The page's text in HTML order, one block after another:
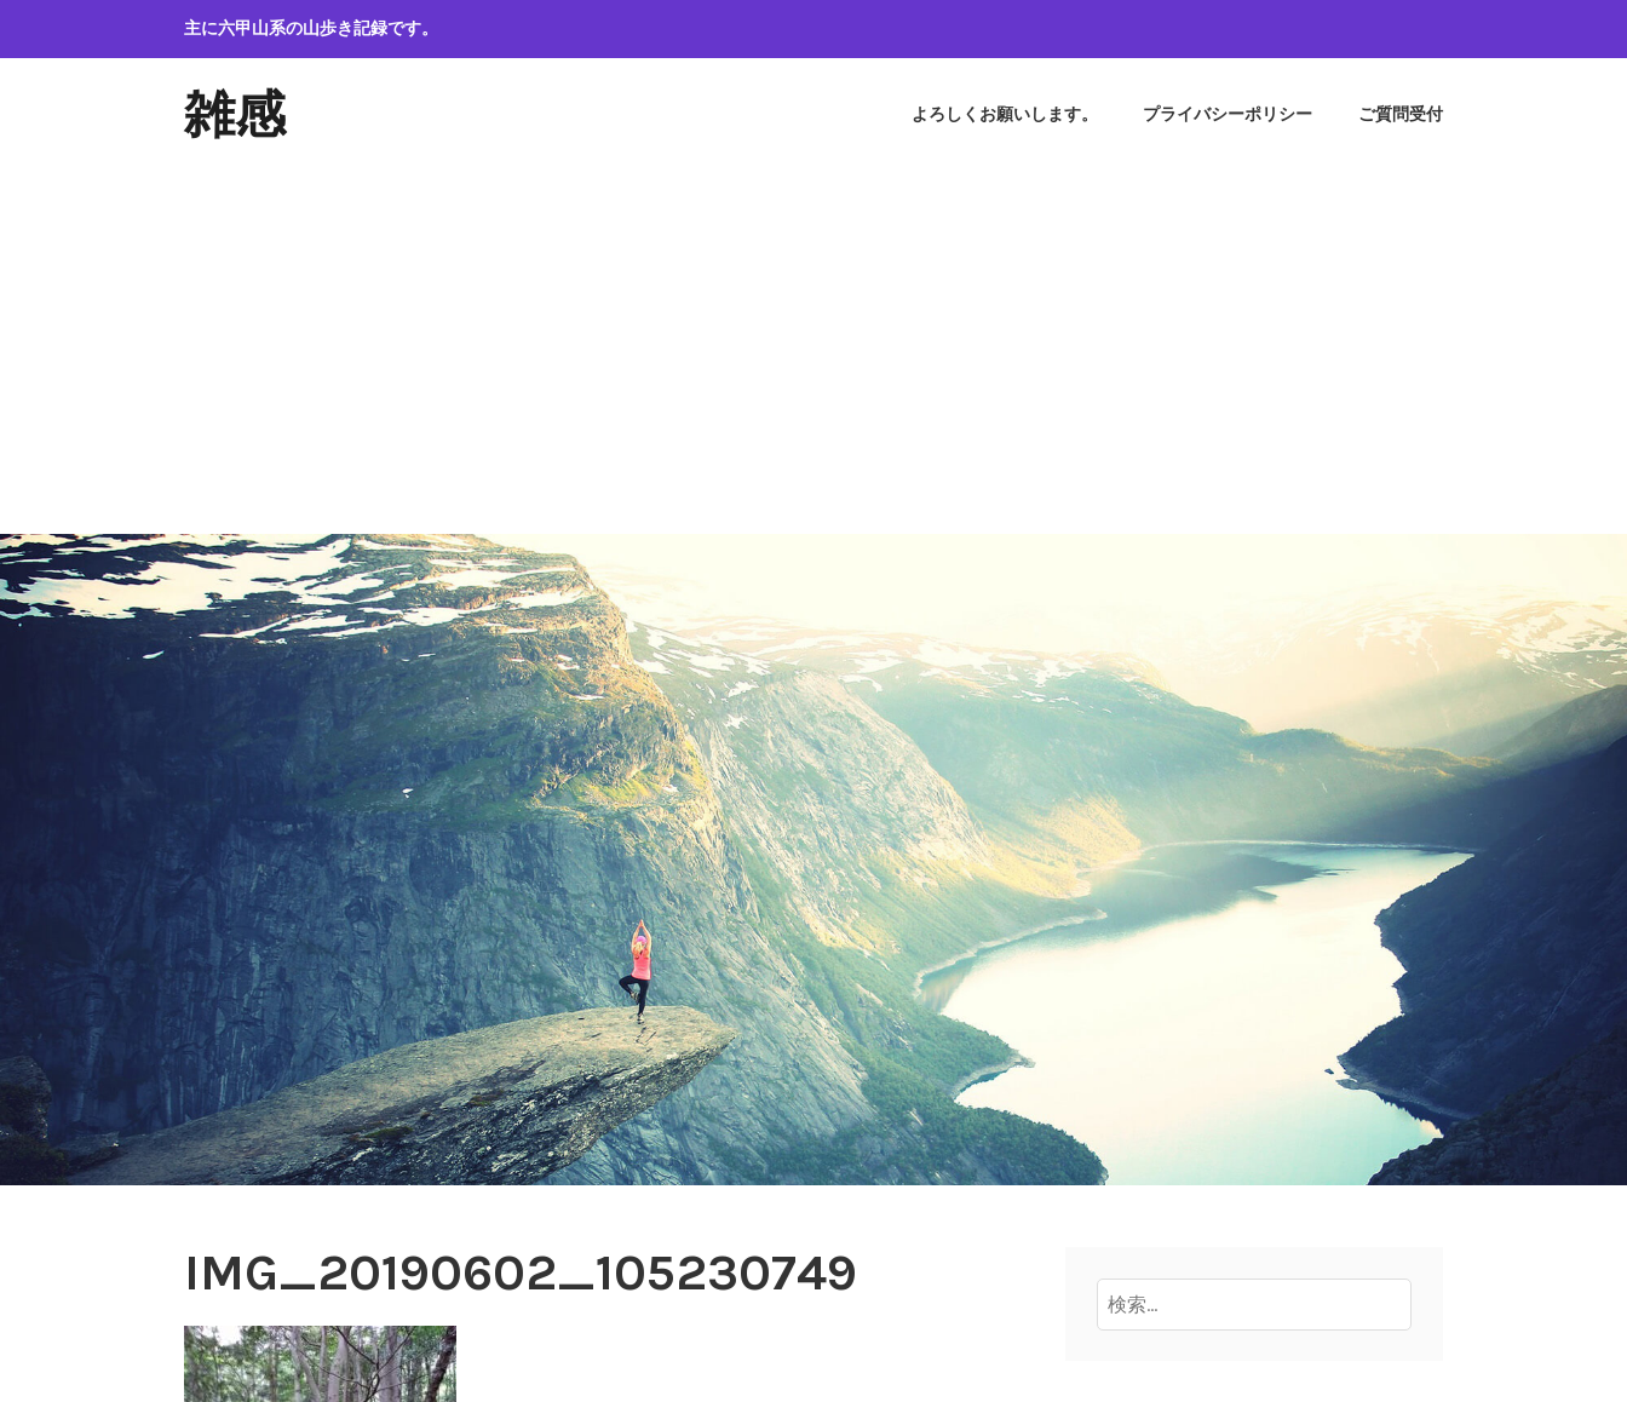
主に六甲山系の山歩き記録です。
雑感 よろしくお願いします。 プライバシーポリシー ご質問受付
IMG_20190602_105230749
検
索: